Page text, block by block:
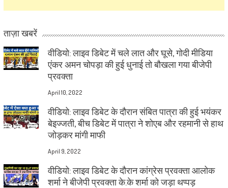
ताज़ा खबरें
वीडियो: लाइव डिबेट में चले लात और घूसे, गोदी मीडिया
एंकर अमन चोपड़ा की हुई धुनाई तो बौखला गया बीजेपी
प्रवक्ता
April 10, 2022
वीडियो: लाइव डिबेट के दौरान संबित पात्रा की हुई भयंकर
बेइज्जती, बीच डिबेट में पात्रा ने शोएब और रहमानी से हाथ
जोड़कर मांगी माफी
April 9, 2022
वीडियो: लाइव डिबेट के दौरान कांग्रेस प्रवक्ता आलोक
शर्मा ने बीजेपी प्रवक्ता के.के शर्मा को जड़ा थप्पड़